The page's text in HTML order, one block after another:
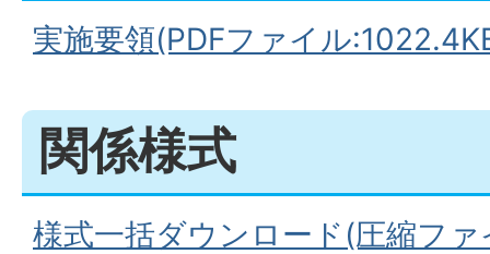
実施要領(PDFファイル
関係様式
様式一括ダウンロード(圧縮フ